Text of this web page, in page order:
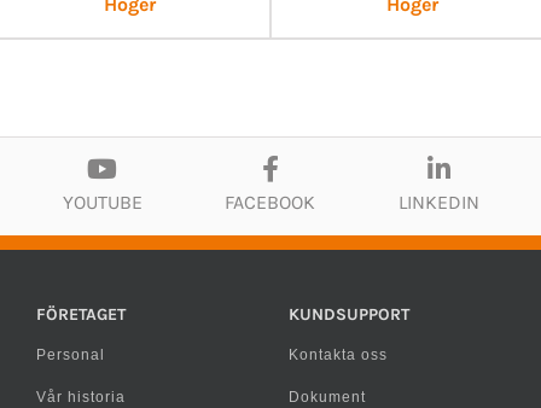
YOUTUBE FACEBOOK LINKEDIN
FÖRETAGET
Personal
Vår historia
KUNDSUPPORT
Kontakta oss
Dokument